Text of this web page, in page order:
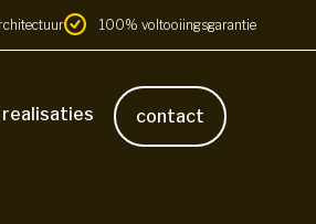
100% voltooiingsgarantie
realisaties contact